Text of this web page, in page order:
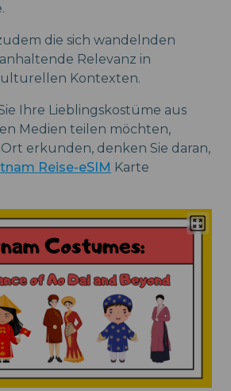
die sich wandelnden
Relevanz in
Kontexten.
Ihre Lieblingskostüme aus
Medien teilen möchten,
erkunden, denken Sie daran,
Reise-eSIM Karte